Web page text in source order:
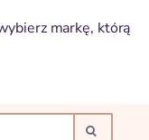
markę, którą